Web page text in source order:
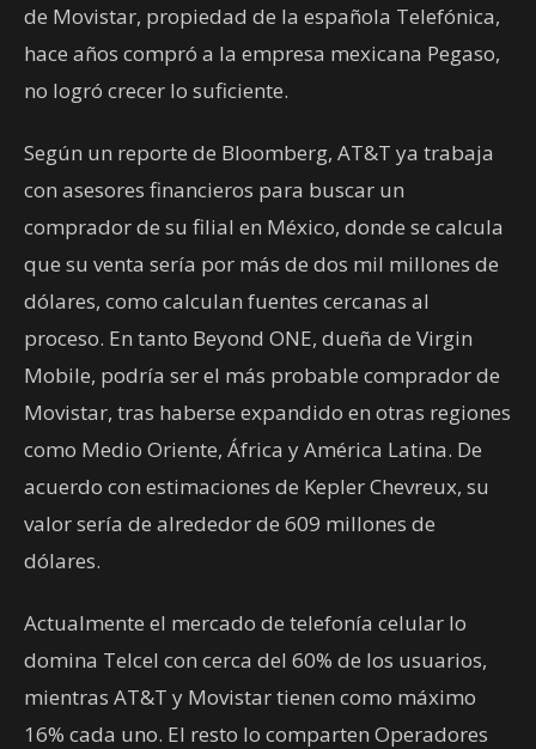
de Movistar, propiedad de la española Telefónica,
hace años compró a la empresa mexicana Pegaso,
no logró crecer lo suficiente.
Según un reporte de Bloomberg, AT&T ya trabaja
con asesores financieros para buscar un
comprador de su filial en México, donde se calcula
que su venta sería por más de dos mil millones de
dólares, como calculan fuentes cercanas al
proceso. En tanto Beyond ONE, dueña de Virgin
Mobile, podría ser el más probable comprador de
Movistar, tras haberse expandido en otras regiones
como Medio Oriente, África y América Latina. De
acuerdo con estimaciones de Kepler Chevreux, su
valor sería de alrededor de 609 millones de
dólares.
Actualmente el mercado de telefonía celular lo
domina Telcel con cerca del 60% de los usuarios,
mientras AT&T y Movistar tienen como máximo
16% cada uno. El resto lo comparten Operadores